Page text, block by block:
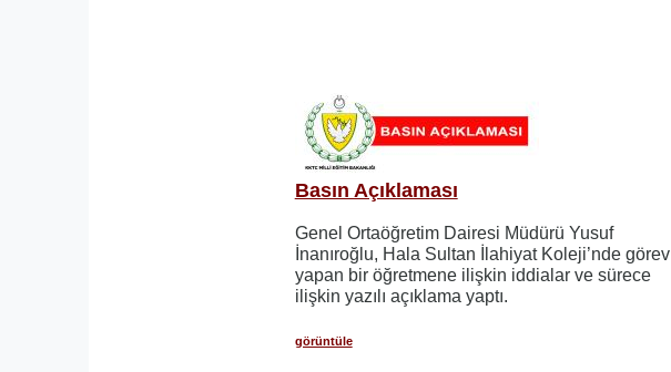
Basın Açıklaması
Genel Ortaöğretim Dairesi Müdürü Yusuf
İnanıroğlu, Hala Sultan İlahiyat Koleji’nde görev
yapan bir öğretmene ilişkin iddialar ve sürece
ilişkin yazılı açıklama yaptı.
görüntüle